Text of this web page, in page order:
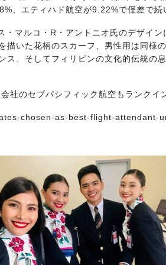
、エティハド航空が9.22%で僅差で続
・マルコ・R・アントニオ氏のデザイ
描いた花柄のスカーフ、男性用は同様
ス、そしてフィリピンの文化的伝統の
社のセブパシフィック航空もランクイ
chosen-as-best-flight-attendant-